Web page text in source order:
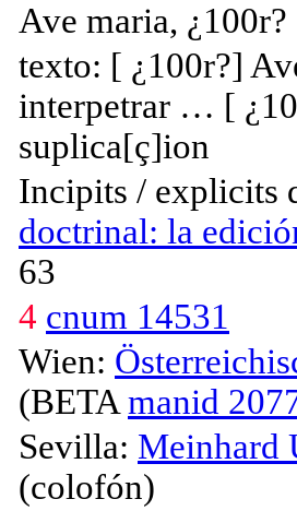
Ave maria,
texto: [ ¿100r?]
interpetrar … [
suplica[ç]ion
Incipits / explicits
doctrinal: la
63
4 cnum 14531
Wien:
(BETA manid
Sevilla: Meinhard
(colofón)